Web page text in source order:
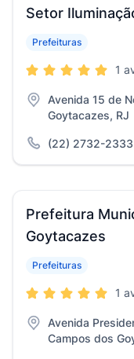
Setor
Prefeituras
1
Avenida 15 de
Goytacazes, RJ
(22) 2732-2333
Prefeitura
Goytacazes
Prefeituras
1
Avenida
Campos dos